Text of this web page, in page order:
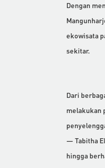
Dengan
ekowisata
sekitar.
Dari
melakukan
— Tabitha
hingga